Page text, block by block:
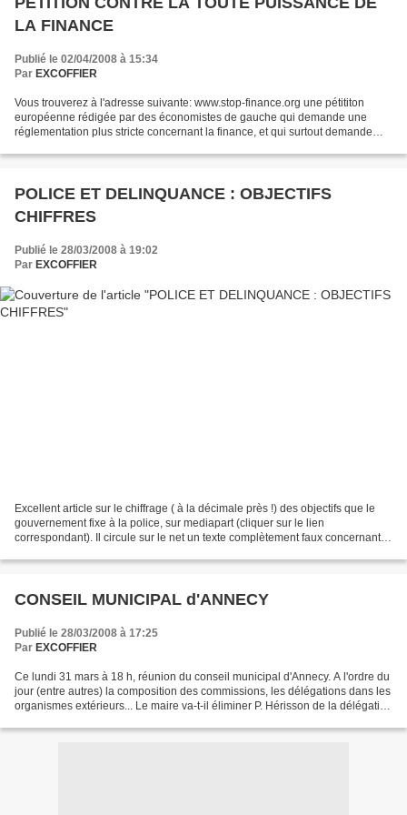
LA FINANCE
Publié le 02/04/2008 à 15:34
Par EXCOFFIER
Vous trouverez à l'adresse suivante: www.stop-finance.org une pétititon
européenne rédigée par des économistes de gauche qui demande une
réglementation plus stricte concernant la finance, et qui surtout demande
POLICE ET DELINQUANCE : OBJECTIFS
CHIFFRES
Publié le 28/03/2008 à 19:02
Par EXCOFFIER
Excellent article sur le chiffrage ( à la décimale près !) des objectifs que le
gouvernement fixe à la police, sur mediapart (cliquer sur le lien
correspondant). Il circule sur le net un texte complètement faux concernant
CONSEIL MUNICIPAL d'ANNECY
Publié le 28/03/2008 à 17:25
Par EXCOFFIER
Ce lundi 31 mars à 18 h, réunion du conseil municipal d'Annecy. A l'ordre du
jour (entre autres) la composition des commissions, les délégations dans les
organismes extérieurs... Le maire va-t-il éliminer P. Hérisson de la délégation